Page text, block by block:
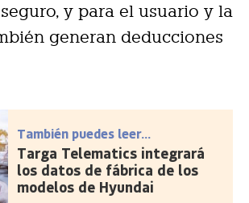
y para el usuario y la
generan deducciones
También puedes leer...
Targa Telematics integrará
los datos de fábrica de los
modelos de Hyundai